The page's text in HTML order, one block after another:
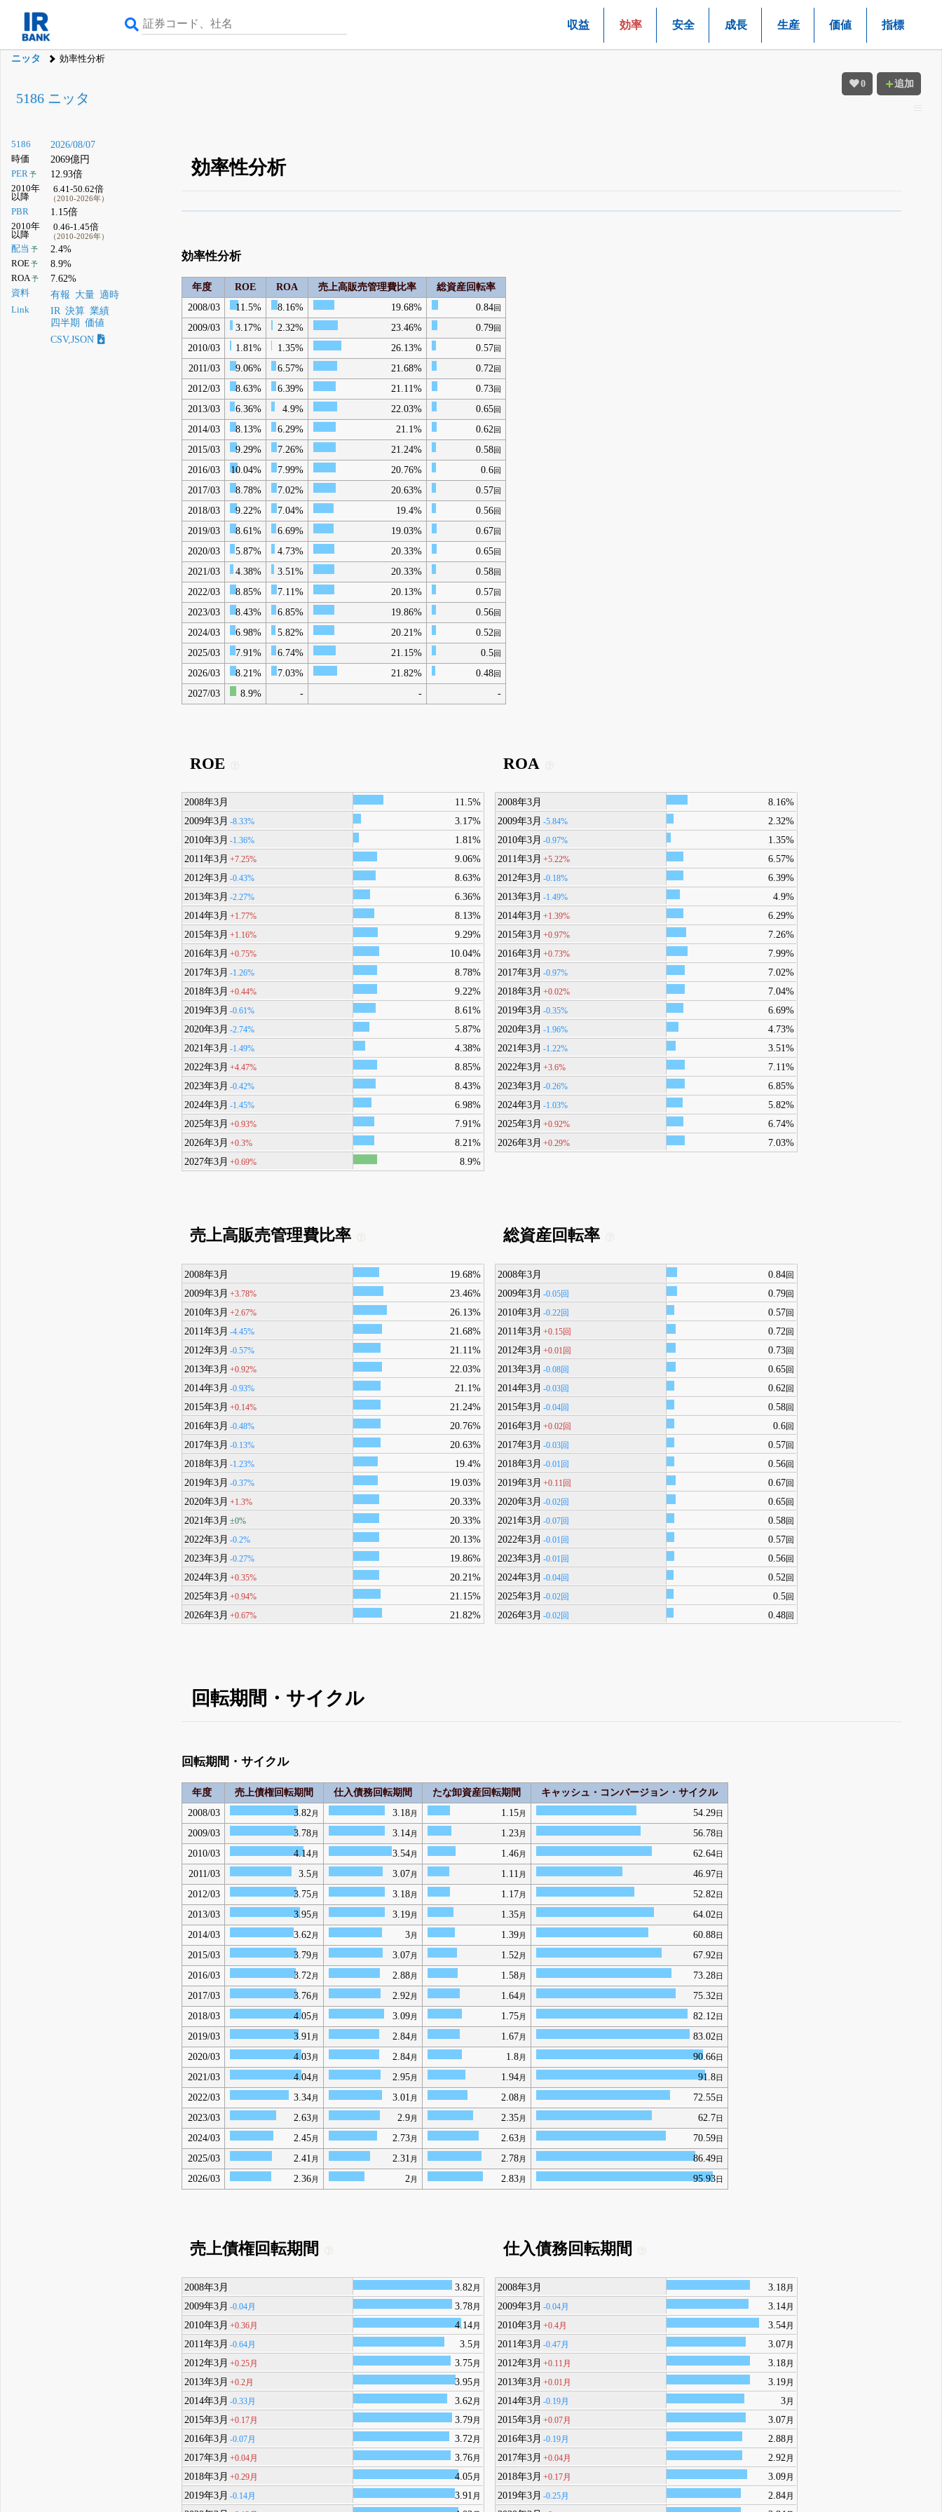
収益 効率 安全 成長 生産 価値 指標
ニッタ 効率性分析
0 追加
5186 ニッタ
5186 2026/08/07
時価 2069億円
PER予 12.93倍
2010年
以降
6.41-50.62倍
（2010-2026年）
PBR 1.15倍
2010年
以降
0.46-1.45倍
（2010-2026年）
配当 予 2.4%
ROE予 8.9%
ROA予 7.62%
資料 有報 大量 適時
Link IR 決算 業績
四半期
価値
CSV,JSON
効率性分析
登録すると永久30%OFFと米株版の先行利用も付きます
効率性分析
年度 ROE ROA 売上高販売管理費比率
総資産回転率
2008/03
11.5% 8.16% 19.68% 0.84回
2009/03 3.17% 2.32% 23.46% 0.79回
2010/03 1.81% 1.35% 26.13% 0.57回
2011/03 9.06% 6.57% 21.68% 0.72回
2012/03 8.63% 6.39% 21.11% 0.73回
2013/03 6.36% 4.9% 22.03% 0.65回
2014/03 8.13% 6.29% 21.1% 0.62回
2015/03 9.29% 7.26% 21.24% 0.58回
2016/03 10.04% 7.99% 20.76% 0.6回
2017/03 8.78% 7.02% 20.63% 0.57回
2018/03 9.22% 7.04% 19.4% 0.56回
2019/03 8.61% 6.69% 19.03% 0.67回
2020/03 5.87% 4.73% 20.33% 0.65回
2021/03 4.38% 3.51% 20.33% 0.58回
2022/03 8.85% 7.11% 20.13% 0.57回
2023/03 8.43% 6.85% 19.86% 0.56回
2024/03 6.98% 5.82% 20.21% 0.52回
2025/03 7.91% 6.74% 21.15% 0.5回
2026/03 8.21% 7.03% 21.82% 0.48回
2027/03 8.9% - - -
ROE
2008年3月
11.5%
2009年3月 -8.33%
3.17%
2010年3月 -1.36%
1.81%
2011年3月 +7.25%
9.06%
2012年3月 -0.43%
8.63%
2013年3月 -2.27%
6.36%
2014年3月 +1.77%
8.13%
2015年3月 +1.16%
9.29%
2016年3月 +0.75%
10.04%
2017年3月 -1.26%
8.78%
2018年3月 +0.44%
9.22%
2019年3月 -0.61%
8.61%
2020年3月 -2.74%
5.87%
2021年3月 -1.49%
4.38%
2022年3月 +4.47%
8.85%
2023年3月 -0.42%
8.43%
2024年3月 -1.45%
6.98%
2025年3月 +0.93%
7.91%
2026年3月 +0.3%
8.21%
2027年3月 +0.69% 8.9%
ROA
2008年3月
8.16%
2009年3月 -5.84%
2.32%
2010年3月 -0.97%
1.35%
2011年3月 +5.22%
6.57%
2012年3月 -0.18%
6.39%
2013年3月 -1.49%
4.9%
2014年3月 +1.39%
6.29%
2015年3月 +0.97%
7.26%
2016年3月 +0.73%
7.99%
2017年3月 -0.97%
7.02%
2018年3月 +0.02%
7.04%
2019年3月 -0.35%
6.69%
2020年3月 -1.96%
4.73%
2021年3月 -1.22%
3.51%
2022年3月 +3.6%
7.11%
2023年3月 -0.26%
6.85%
2024年3月 -1.03%
5.82%
2025年3月 +0.92%
6.74%
2026年3月 +0.29% 7.03%
売上高販売管理費比率
2008年3月
19.68%
2009年3月 +3.78%
23.46%
2010年3月 +2.67%
26.13%
2011年3月 -4.45%
21.68%
2012年3月 -0.57%
21.11%
2013年3月 +0.92%
22.03%
2014年3月 -0.93%
21.1%
2015年3月 +0.14%
21.24%
2016年3月 -0.48%
20.76%
2017年3月 -0.13%
20.63%
2018年3月 -1.23%
19.4%
2019年3月 -0.37%
19.03%
2020年3月 +1.3%
20.33%
2021年3月 ±0%
20.33%
2022年3月 -0.2%
20.13%
2023年3月 -0.27%
19.86%
2024年3月 +0.35%
20.21%
2025年3月 +0.94%
21.15%
2026年3月 +0.67% 21.82%
総資産回転率
2008年3月 0.84回
2009年3月 -0.05回 0.79回
2010年3月 -0.22回 0.57回
2011年3月 +0.15回 0.72 回
2012年3月 +0.01回 0.73回
2013年3月 -0.08回 0.65回
2014年3月 -0.03回 0.62 回
2015年3月 -0.04回 0.58回
2016年3月 +0.02回 0.6回
2017年3月 -0.03回 0.57回
2018年3月 -0.01回 0.56回
2019年3月 +0.11回 0.67回
2020年3月 -0.02回 0.65回
2021年3月 -0.07回 0.58回
2022年3月 -0.01回 0.57回
2023年3月 -0.01回 0.56回
2024年3月 -0.04回 0.52 回
2025年3月 -0.02回 0.5回
2026年3月 -0.02回 0.48回
回転期間・サイクル
回転期間・サイクル
年度 売上債権回転期間 仕入債務回転期間 たな卸資産回転期間
キャッシュ・コンバージョン・サイクル
2008/03
3.82 月 3.18月 1.15月 54.29日
2009/03 3.78月 3.14月 1.23月 56.78日
2010/03 4.14月 3.54月 1.46月 62.64日
2011/03 3.5月 3.07月 1.11 月 46.97日
2012/03 3.75月 3.18月 1.17月 52.82日
2013/03 3.95月 3.19月 1.35月 64.02日
2014/03 3.62 月 3月 1.39月 60.88日
2015/03 3.79月 3.07月 1.52 月 67.92日
2016/03 3.72 月 2.88月 1.58月 73.28日
2017/03 3.76月 2.92 月 1.64月 75.32日
2018/03 4.05月 3.09月 1.75月 82.12日
2019/03 3.91 月 2.84月 1.67月 83.02日
2020/03 4.03月 2.84月 1.8月 90.66日
2021/03 4.04月 2.95月 1.94月 91.8日
2022/03 3.34月 3.01 月 2.08月 72.55日
2023/03 2.63月 2.9月 2.35月 62.7日
2024/03 2.45月 2.73月 2.63月 70.59日
2025/03 2.41 月 2.31 月 2.78月 86.49日
2026/03 2.36月 2 月 2.83月 95.93日
売上債権回転期間
2008年3月 3.82 月
2009年3月 -0.04月 3.78月
2010年3月 +0.36月 4.14月
2011年3月 -0.64月 3.5月
2012年3月 +0.25月 3.75月
2013年3月 +0.2月 3.95月
2014年3月 -0.33月 3.62 月
2015年3月 +0.17月 3.79月
2016年3月 -0.07月 3.72 月
2017年3月 +0.04月 3.76月
2018年3月 +0.29月 4.05月
2019年3月 -0.14月 3.91 月
仕入債務回転期間
2008年3月 3.18月
2009年3月 -0.04月 3.14月
2010年3月 +0.4月 3.54月
2011年3月 -0.47月 3.07月
2012年3月 +0.11月 3.18月
2013年3月 +0.01月 3.19月
2014年3月 -0.19月 3月
2015年3月 +0.07月 3.07月
2016年3月 -0.19月 2.88月
2017年3月 +0.04月 2.92 月
2018年3月 +0.17月 3.09月
2019年3月 -0.25月 2.84月